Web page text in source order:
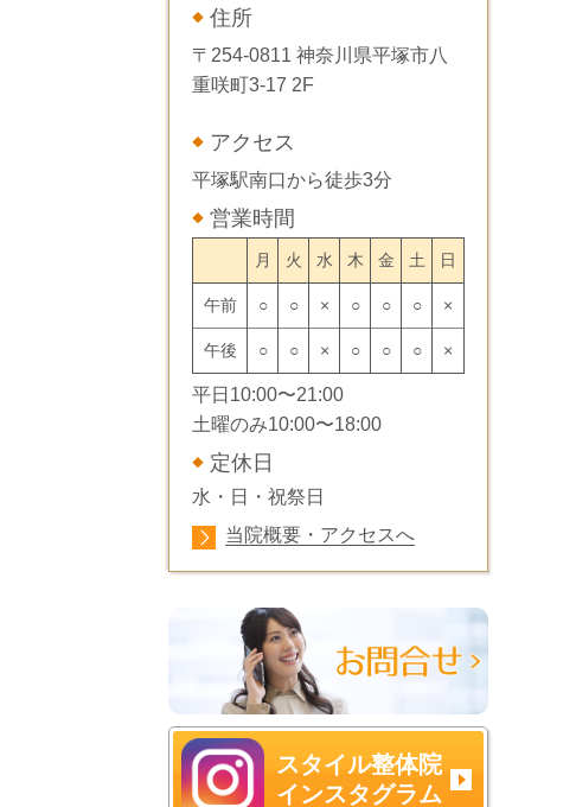
住所
〒254-0811 神奈川県平塚市八
重咲町3-17 2F
アクセス
平塚駅南口から徒歩3分
営業時間
月 火 水 木 金 土 日
午前 ○ ○ × ○ ○ ○ ×
午後 ○ ○ × ○ ○ ○ ×
平日10:00〜21:00
土曜のみ10:00〜18:00
定休日
水・日・祝祭日
当院概要・アクセスへ
スタイル整体院
インスタグラム